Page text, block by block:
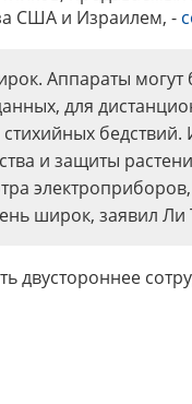
США и Израилем, -
Аппараты могут
для
и защиты
широк, заявил Ли
двустороннее